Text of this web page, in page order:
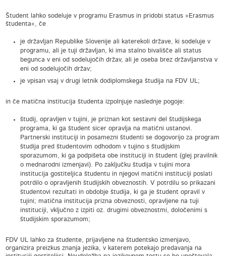
Študent lahko sodeluje v programu Erasmus in pridobi status »Erasmus
študenta«, če
je državljan Republike Slovenije ali katerekoli države, ki sodeluje v
programu, ali je tuji državljan, ki ima stalno bivališče ali status
begunca v eni od sodelujočih držav, ali je oseba brez državljanstva v
eni od sodelujočih držav;
je vpisan vsaj v drugi letnik dodiplomskega študija na FDV UL;
in če matična institucija študenta izpolnjuje naslednje pogoje:
študij, opravljen v tujini, je priznan kot sestavni del študijskega
programa, ki ga študent sicer opravlja na matični ustanovi.
Partnerski instituciji in posamezni študenti se dogovorijo za program
študija pred študentovim odhodom v tujino s študijskim
sporazumom, ki ga podpišeta obe instituciji in študent (glej pravilnik
o mednarodni izmenjavi). Po zaključku študija v tujini mora
institucija gostiteljica študentu in njegovi matični instituciji poslati
potrdilo o opravljenih študijskih obveznostih. V potrdilu so prikazani
študentovi rezultati in obdobje študija, ki ga je študent opravil v
tujini; matična institucija prizna obveznosti, opravljene na tuji
instituciji, vključno z izpiti oz. drugimi obveznostmi, določenimi s
študijskim sporazumom;
FDV UL lahko za študente, prijavljene na študentsko izmenjavo,
organizira preizkus znanja jezika, v katerem potekajo predavanja na